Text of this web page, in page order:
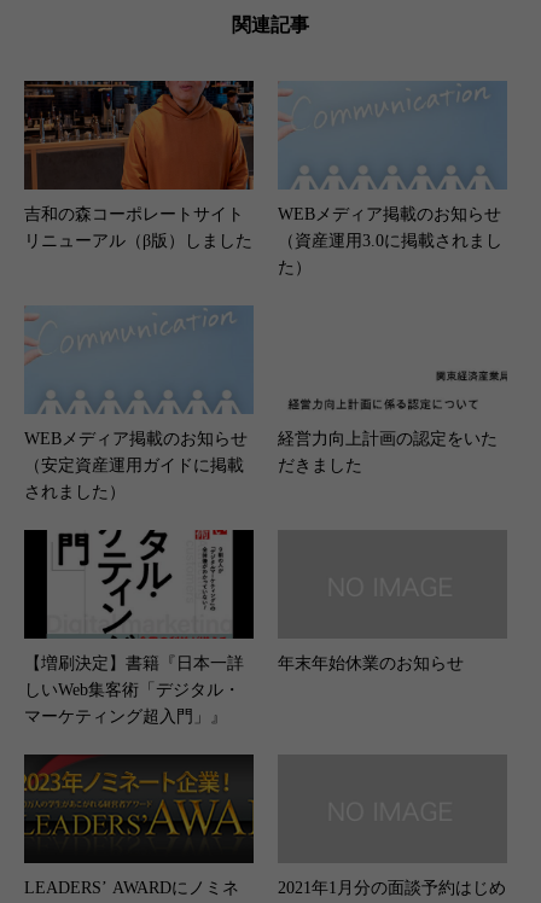
関連記事
吉和の森コーポレートサイト
リニューアル（β版）しました
WEBメディア掲載のお知らせ
（資産運用3.0に掲載されまし
た）
WEBメディア掲載のお知らせ
（安定資産運用ガイドに掲載
されました）
経営力向上計画の認定をいた
だきました
【増刷決定】書籍『日本一詳
しいWeb集客術「デジタル・
マーケティング超入門」』
年末年始休業のお知らせ
LEADERSʼ AWARDにノミネ
2021年1月分の面談予約はじめ